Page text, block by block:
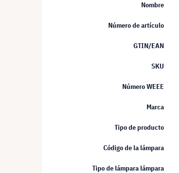
Nombre
Número de artículo
GTIN/EAN
SKU
Número WEEE
Marca
Tipo de producto
Código de la lámpara
Tipo de lámpara lámpara